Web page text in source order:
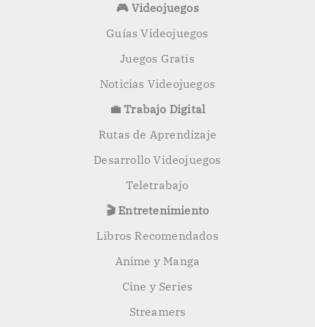
🎮 Videojuegos
Guías Videojuegos
Juegos Gratis
Noticias Videojuegos
💼 Trabajo Digital
Rutas de Aprendizaje
Desarrollo Videojuegos
Teletrabajo
🎬 Entretenimiento
Libros Recomendados
Anime y Manga
Cine y Series
Streamers